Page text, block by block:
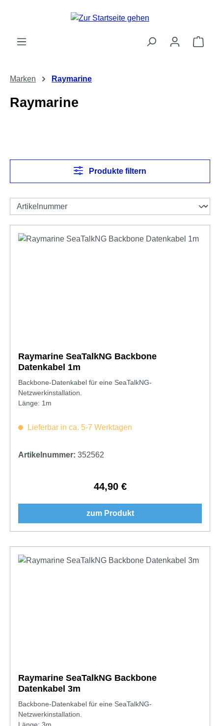
Zum Hauptinhalt springen
Marken Raymarine
Raymarine
Produkte filtern
Raymarine SeaTalkNG Backbone
Datenkabel 1m
Backbone-Datenkabel für eine SeaTalkNG-
Netzwerkinstallation.
Länge: 1m
Lieferbar in ca. 5-7 Werktagen
Artikelnummer: 352562
Regulärer Preis:
44,90 €
zum Produkt
Raymarine SeaTalkNG Backbone
Datenkabel 3m
Backbone-Datenkabel für eine SeaTalkNG-
Netzwerkinstallation.
Länge: 3m